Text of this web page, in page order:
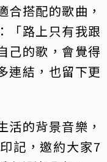
合搭配的歌曲，
「路上只有我跟
己的歌，會覺得
連結，也留下更
活的背景音樂，
記，邀約大家7